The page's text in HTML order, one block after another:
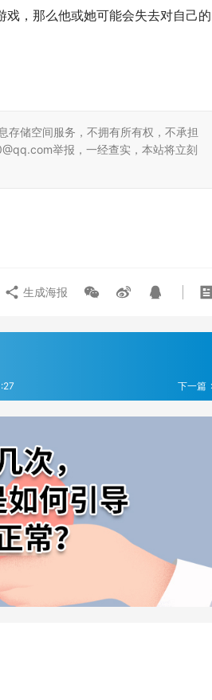
，那么他或她可能会失去对自己的
存储空间服务，不拥有所有权，不承担
举报，一经查实，本站将立刻
生成海报
下一篇